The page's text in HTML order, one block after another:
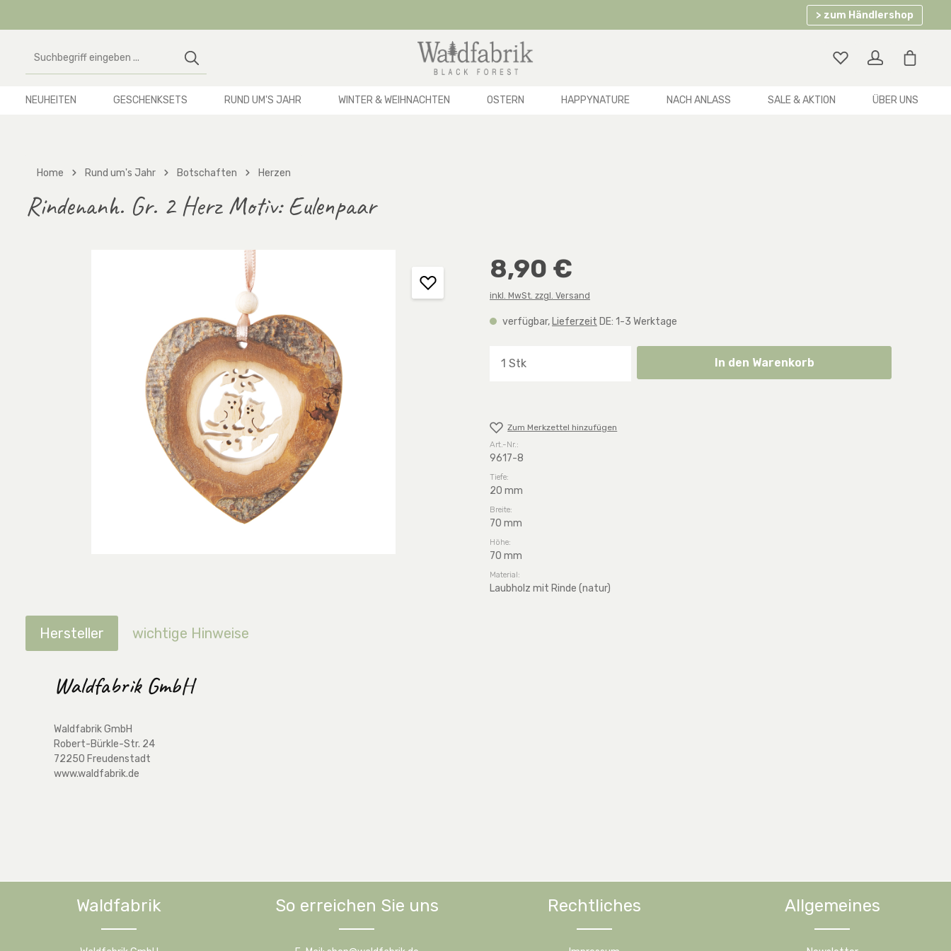
> zum Händlershop
NEUHEITEN GESCHENKSETS RUND UM'S JAHR WINTER & WEIHNACHTEN OSTERN HAPPYNATURE NACH ANLASS SALE & AKTION ÜBER UNS
Home Rund um's Jahr Botschaften Herzen
Rindenanh. Gr. 2 Herz Motiv: Eulenpaar
8,90 €
inkl. MwSt. zzgl. Versand
verfügbar, Lieferzeit DE: 1-3 Werktage
Produkt Anzahl: Gib den gewünschten Wert ein oder
In den Warenkorb
Zum Merkzettel hinzufügen
Art.-Nr.:
9617-8
Tiefe:
20 mm
Breite:
70 mm
Höhe:
70 mm
Material:
Laubholz mit Rinde (natur)
Hersteller wichtige Hinweise
Waldfabrik GmbH
Waldfabrik GmbH
Robert-Bürkle-Str. 24
72250 Freudenstadt
www.waldfabrik.de
Waldfabrik So erreichen Sie uns Rechtliches Allgemeines